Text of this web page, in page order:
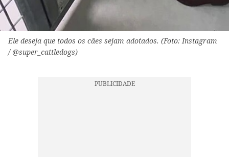
Ele deseja que todos os cães sejam adotados. (Foto: Instagram
/ @super_cattledogs)